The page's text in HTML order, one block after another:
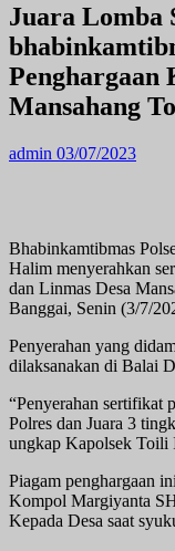
Juara Lomba
Penghargaan
Mansahang
admin 03/07/2023
Bhabinkamtibmas
Halim menyerahkan
dan Linmas Desa
Banggai, Senin (3/7/
Penyerahan yang
dilaksanakan di Balai
“Penyerahan sertifikat
Polres dan Juara 3
ungkap Kapolsek
Piagam penghargaan
Kompol Margiyanta
Kepada Desa saat